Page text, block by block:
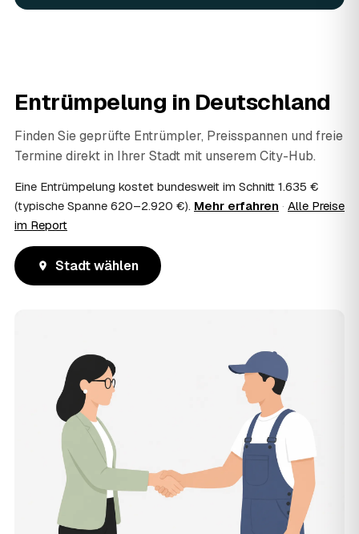
Entrümpelung in Deutschland
Finden Sie geprüfte Entrümpler, Preisspannen und freie
Termine direkt in Ihrer Stadt mit unserem City-Hub.
Eine Entrümpelung kostet bundesweit im Schnitt 1.635 €
(typische Spanne 620–2.920 €). Mehr erfahren · Alle Preise
im Report
Stadt wählen